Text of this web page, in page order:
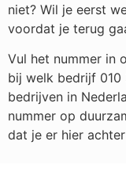
niet? Wil je eerst
voordat je terug
Vul het nummer in
bij welk bedrijf 010
bedrijven in
nummer op
dat je er hier